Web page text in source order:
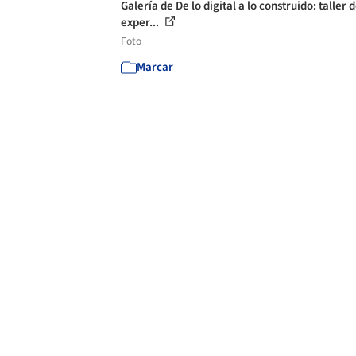
Galería de De lo digital a lo construido: taller
exper...
Foto
Marcar